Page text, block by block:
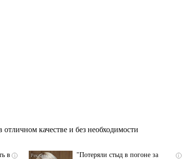
качестве и без необходимости
i
в
i
"Потеряли стыд в погоне за